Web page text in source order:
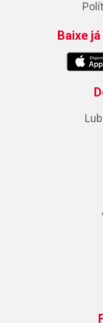
Baixe